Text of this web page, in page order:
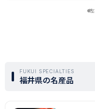
FUKUI SPECIALTIES
福井県の名産品